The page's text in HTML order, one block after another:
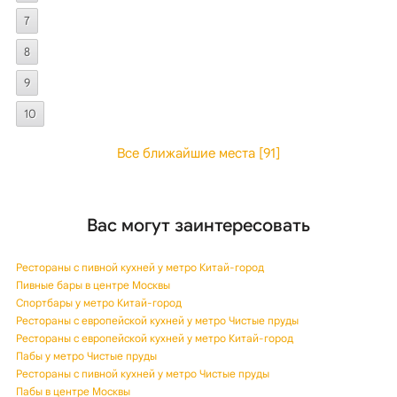
Рестораны с пивной кухней у метро Китай-город
Пивные бары в центре Москвы
Спортбары у метро Китай-город
Рестораны с европейской кухней у метро Чистые пруды
Рестораны с европейской кухней у метро Китай-город
Пабы у метро Чистые пруды
Рестораны с пивной кухней у метро Чистые пруды
Пабы в центре Москвы
Спортбары в центре Москвы
Пабы у метро Китай-город
Пивные бары у метро Чистые пруды